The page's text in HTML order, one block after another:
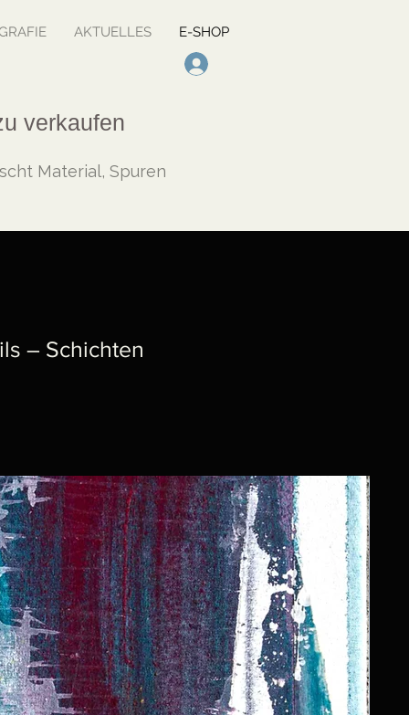
AKTUELLES E-SHOP
verkaufen
Material, Spuren
– Schichten